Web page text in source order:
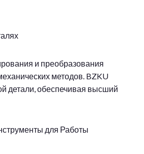
и преобразования
методов. BZKU
детали, обеспечивая высший
для Работы